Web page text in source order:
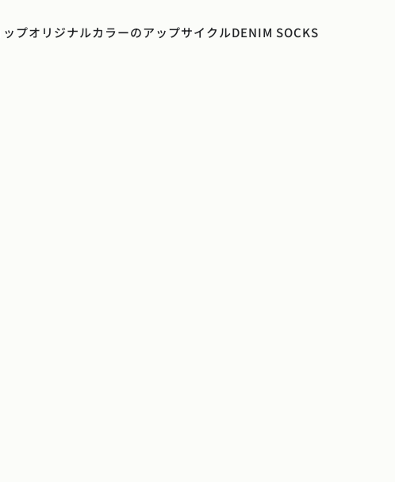
プオリジナルカラーのアップサイクルDENIM SOCKS